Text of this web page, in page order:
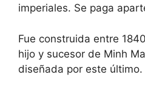
imperiales. Se paga
Fue construida entre
hijo y sucesor de Minh
diseñada por este último.